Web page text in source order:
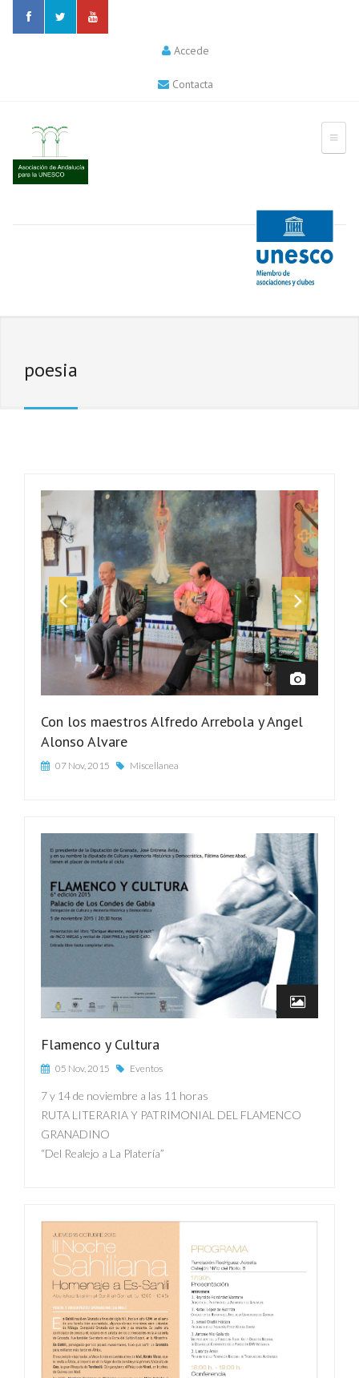
Accede
Contacta
poesia
Con los maestros Alfredo Arrebola y Angel
Alonso Alvare
07 Nov, 2015 Miscellanea
Flamenco y Cultura
05 Nov, 2015 Eventos
7 y 14 de noviembre a las 11 horas
RUTA LITERARIA Y PATRIMONIAL DEL FLAMENCO
GRANADINO
“Del Realejo a La Platería”